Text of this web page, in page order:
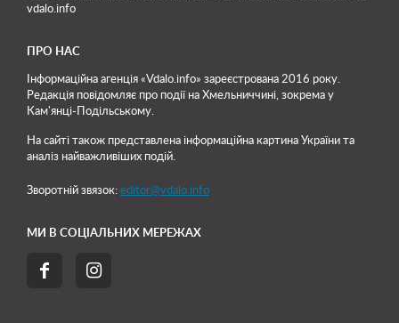
vdalo.info
ПРО НАС
Інформаційна агенція «Vdalo.info» зареєстрована 2016 року.
Редакція повідомляє про події на Хмельниччині, зокрема у
Кам'янці-Подільському.
На сайті також представлена інформаційна картина України та
аналіз найважливіших подій.
Зворотній звязок: editor@vdalo.info
МИ В СОЦІАЛЬНИХ МЕРЕЖАХ
 